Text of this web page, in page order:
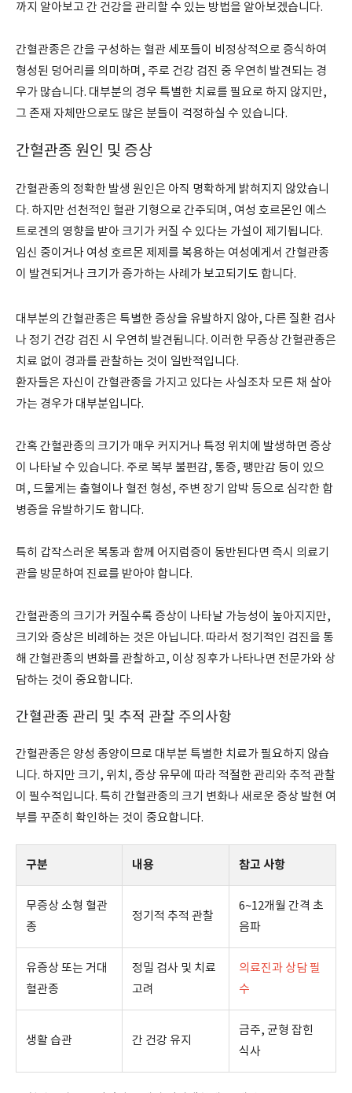
까지 알아보고 간 건강을 관리할 수 있는 방법을 알아보겠습니다.
간혈관종은 간을 구성하는 혈관 세포들이 비정상적으로 증식하여
형성된 덩어리를 의미하며, 주로 건강 검진 중 우연히 발견되는 경
우가 많습니다. 대부분의 경우 특별한 치료를 필요로 하지 않지만,
그 존재 자체만으로도 많은 분들이 걱정하실 수 있습니다.
간혈관종 원인 및 증상
간혈관종의 정확한 발생 원인은 아직 명확하게 밝혀지지 않았습니
다. 하지만 선천적인 혈관 기형으로 간주되며, 여성 호르몬인 에스
트로겐의 영향을 받아 크기가 커질 수 있다는 가설이 제기됩니다.
임신 중이거나 여성 호르몬 제제를 복용하는 여성에게서 간혈관종
이 발견되거나 크기가 증가하는 사례가 보고되기도 합니다.
대부분의 간혈관종은 특별한 증상을 유발하지 않아, 다른 질환 검사
나 정기 건강 검진 시 우연히 발견됩니다. 이러한 무증상 간혈관종은
치료 없이 경과를 관찰하는 것이 일반적입니다.
환자들은 자신이 간혈관종을 가지고 있다는 사실조차 모른 채 살아
가는 경우가 대부분입니다.
간혹 간혈관종의 크기가 매우 커지거나 특정 위치에 발생하면 증상
이 나타날 수 있습니다. 주로 복부 불편감, 통증, 팽만감 등이 있으
며, 드물게는 출혈이나 혈전 형성, 주변 장기 압박 등으로 심각한 합
병증을 유발하기도 합니다.
특히 갑작스러운 복통과 함께 어지럼증이 동반된다면 즉시 의료기
관을 방문하여 진료를 받아야 합니다.
간혈관종의 크기가 커질수록 증상이 나타날 가능성이 높아지지만,
크기와 증상은 비례하는 것은 아닙니다. 따라서 정기적인 검진을 통
해 간혈관종의 변화를 관찰하고, 이상 징후가 나타나면 전문가와 상
담하는 것이 중요합니다.
간혈관종 관리 및 추적 관찰 주의사항
간혈관종은 양성 종양이므로 대부분 특별한 치료가 필요하지 않습
니다. 하지만 크기, 위치, 증상 유무에 따라 적절한 관리와 추적 관찰
이 필수적입니다. 특히 간혈관종의 크기 변화나 새로운 증상 발현 여
부를 꾸준히 확인하는 것이 중요합니다.
구분 내용 참고 사항
무증상 소형 혈관
종
정기적 추적 관찰
6~12개월 간격 초
음파
유증상 또는 거대
혈관종
정밀 검사 및 치료
고려
의료진과 상담 필
수
생활 습관 간 건강 유지
금주, 균형 잡힌
식사